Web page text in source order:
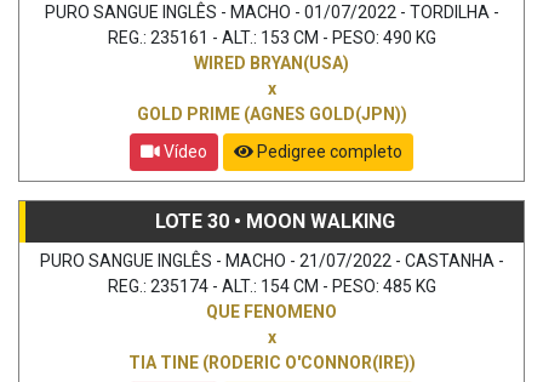
PURO SANGUE INGLÊS - MACHO - 01/07/2022 - TORDILHA -
REG.: 235161 - ALT.: 153 CM - PESO: 490 KG
WIRED BRYAN(USA)
x
GOLD PRIME (AGNES GOLD(JPN))
Vídeo
Pedigree completo
LOTE 30 • MOON WALKING
PURO SANGUE INGLÊS - MACHO - 21/07/2022 - CASTANHA -
REG.: 235174 - ALT.: 154 CM - PESO: 485 KG
QUE FENOMENO
x
TIA TINE (RODERIC O'CONNOR(IRE))